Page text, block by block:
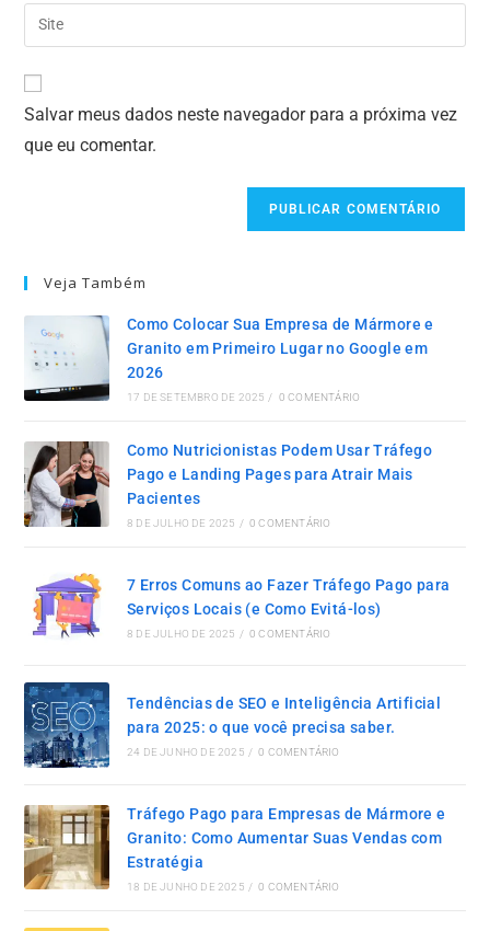
Salvar meus dados neste navegador para a próxima vez
que eu comentar.
Veja Também
Como Colocar Sua Empresa de Mármore e
Granito em Primeiro Lugar no Google em
2026
17 DE SETEMBRO DE 2025 / 0 COMENTÁRIO
Como Nutricionistas Podem Usar Tráfego
Pago e Landing Pages para Atrair Mais
Pacientes
8 DE JULHO DE 2025 / 0 COMENTÁRIO
7 Erros Comuns ao Fazer Tráfego Pago para
Serviços Locais (e Como Evitá-los)
8 DE JULHO DE 2025 / 0 COMENTÁRIO
Tendências de SEO e Inteligência Artificial
para 2025: o que você precisa saber.
24 DE JUNHO DE 2025 / 0 COMENTÁRIO
Tráfego Pago para Empresas de Mármore e
Granito: Como Aumentar Suas Vendas com
Estratégia
18 DE JUNHO DE 2025 / 0 COMENTÁRIO